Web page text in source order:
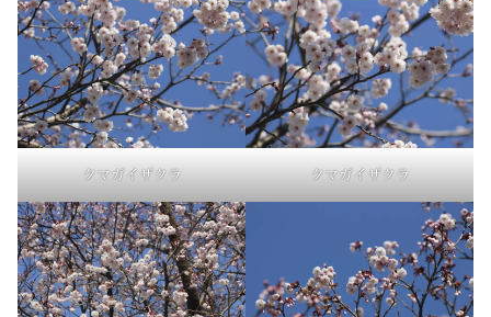
クマガイザクラ クマガイザクラ